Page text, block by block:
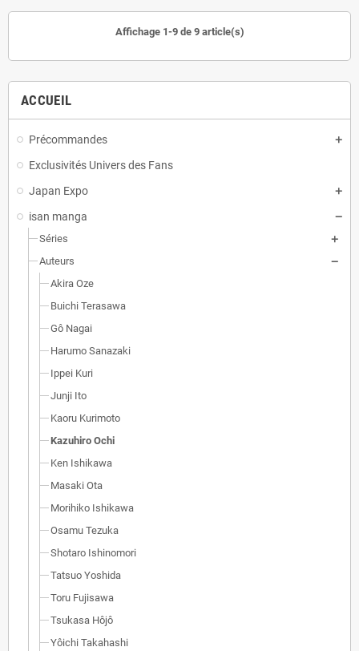
ACCUEIL
Précommandes
Exclusivités Univers des Fans
Japan Expo
isan manga
Séries
Auteurs
Akira Oze
Buichi Terasawa
Gô Nagai
Harumo Sanazaki
Ippei Kuri
Junji Ito
Kaoru Kurimoto
Kazuhiro Ochi
Ken Ishikawa
Masaki Ota
Morihiko Ishikawa
Osamu Tezuka
Shotaro Ishinomori
Tatsuo Yoshida
Toru Fujisawa
Tsukasa Hôjô
Yôichi Takahashi
Affichage 1-9 de 9 article(s)